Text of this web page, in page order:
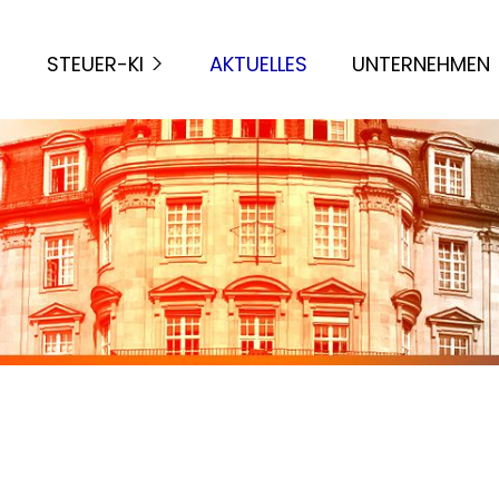
STEUER-KI AKTUELLES UNTERNEHMEN